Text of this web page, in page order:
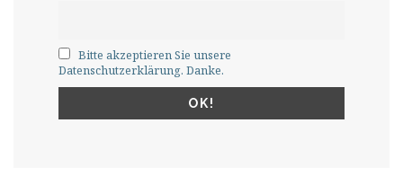
Bitte akzeptieren Sie unsere
Datenschutzerklärung. Danke.